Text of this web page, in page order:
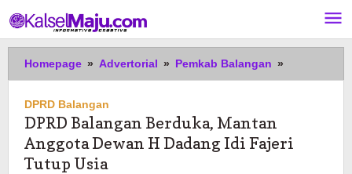
ke
konten
Homepage » Advertorial » Pemkab Balangan »
Balangan
Dewan
DPRD Balangan
DPRD Balangan Berduka, Mantan
Anggota Dewan H Dadang Idi Fajeri
Tutup Usia